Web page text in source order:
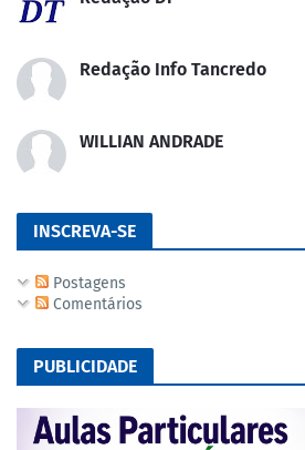
Redação Info Tancredo
WILLIAN ANDRADE
INSCREVA-SE
Postagens
Comentários
PUBLICIDADE